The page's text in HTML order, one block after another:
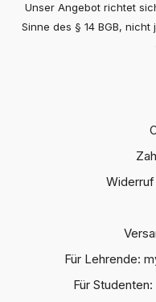
Unser Angebot richtet
Sinne des § 14 BGB,
Für Lehrende:
Für